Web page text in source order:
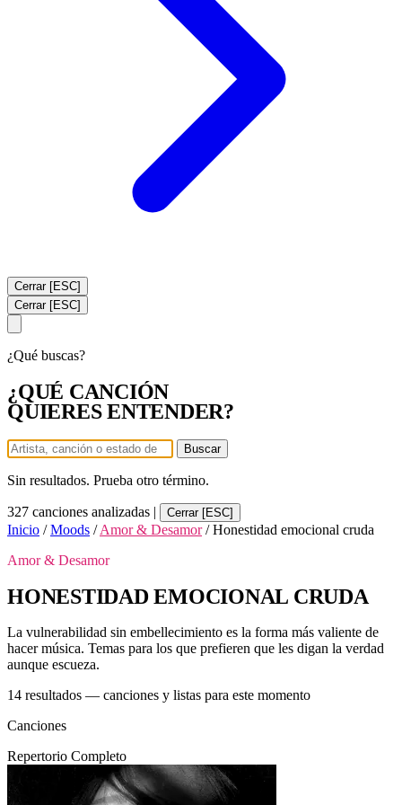
Cerrar [ESC]
Cerrar [ESC]
¿Qué buscas?
¿QUÉ CANCIÓN
QUIERES ENTENDER?
Buscar
Sin resultados. Prueba otro término.
327 canciones analizadas | Cerrar [ESC]
Inicio / Moods / Amor & Desamor / Honestidad emocional cruda
Amor & Desamor
HONESTIDAD EMOCIONAL CRUDA
La vulnerabilidad sin embellecimiento es la forma más valiente de
hacer música. Temas para los que prefieren que les digan la verdad
aunque escueza.
14 resultados — canciones y listas para este momento
Canciones
Repertorio Completo